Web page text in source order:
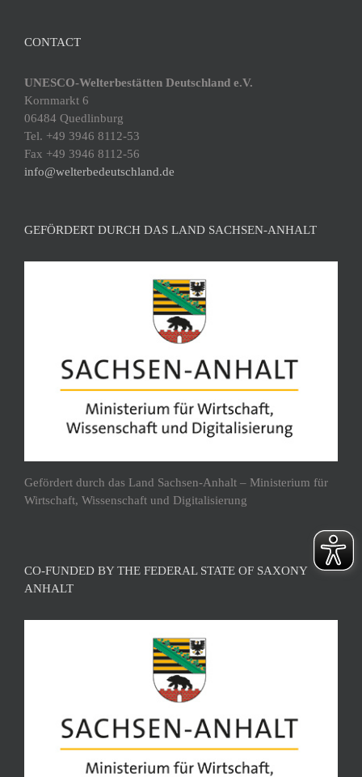
CONTACT
UNESCO-Welterbestätten Deutschland e.V.
Kornmarkt 6
06484 Quedlinburg
Tel. +49 3946 8112-53
Fax +49 3946 8112-56
info@welterbedeutschland.de
GEFÖRDERT DURCH DAS LAND SACHSEN-ANHALT
Gefördert durch das Land Sachsen-Anhalt – Ministerium für
Wirtschaft, Wissenschaft und Digitalisierung
CO-FUNDED BY THE FEDERAL STATE OF SAXONY
ANHALT